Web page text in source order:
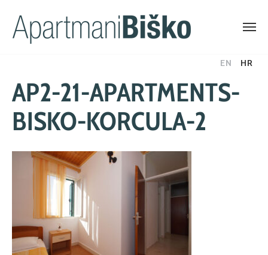
content
EN HR
AP2-21-APARTMENTS-
BISKO-KORCULA-2